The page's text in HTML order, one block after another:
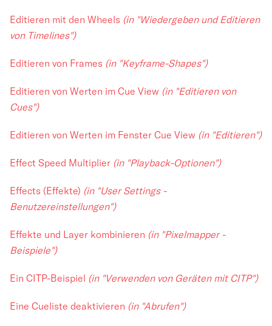
Editieren mit den Wheels (in "Wiedergeben und Editieren
von Timelines")
Editieren von Frames (in "Keyframe-Shapes")
Editieren von Werten im Cue View (in "Editieren von
Cues")
Editieren von Werten im Fenster Cue View (in "Editieren")
Effect Speed Multiplier (in "Playback-Optionen")
Effects (Effekte) (in "User Settings -
Benutzereinstellungen")
Effekte und Layer kombinieren (in "Pixelmapper -
Beispiele")
Ein CITP-Beispiel (in "Verwenden von Geräten mit CITP")
Eine Cueliste deaktivieren (in "Abrufen")